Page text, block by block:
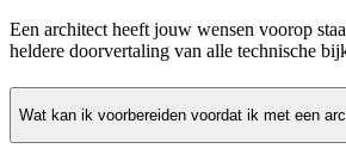
Een architect heeft jouw wensen voorop
heldere doorvertaling van alle technische
Wat kan ik voorbereiden voordat ik met een